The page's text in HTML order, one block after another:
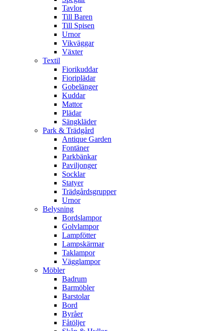
Tavlor
Till Baren
Till Spisen
Urnor
Vikväggar
Växter
Textil
Fiorikuddar
Fioriplädar
Gobelänger
Kuddar
Mattor
Plädar
Sängkläder
Park & Trädgård
Antique Garden
Fontäner
Parkbänkar
Paviljonger
Socklar
Statyer
Trädgårdsgrupper
Urnor
Belysning
Bordslampor
Golvlampor
Lampfötter
Lampskärmar
Taklampor
Vägglampor
Möbler
Badrum
Barmöbler
Barstolar
Bord
Byråer
Fåtöljer